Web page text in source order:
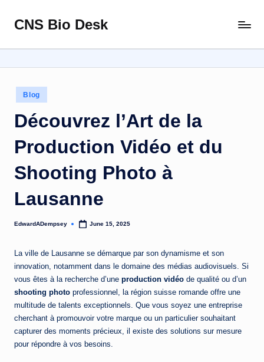
Skip
content
CNS Bio Desk
Life
Story
Posted
in
Blog
Découvrez l’Art de la
Production Vidéo et du
Shooting Photo à
Lausanne
Posted
EdwardADempsey June 15, 2025
La ville de Lausanne se démarque par son dynamisme et son
innovation, notamment dans le domaine des médias audiovisuels. Si
vous êtes à la recherche d’une production vidéo de qualité ou d’un
shooting photo professionnel, la région suisse romande offre une
multitude de talents exceptionnels. Que vous soyez une entreprise
cherchant à promouvoir votre marque ou un particulier souhaitant
capturer des moments précieux, il existe des solutions sur mesure
pour répondre à vos besoins.